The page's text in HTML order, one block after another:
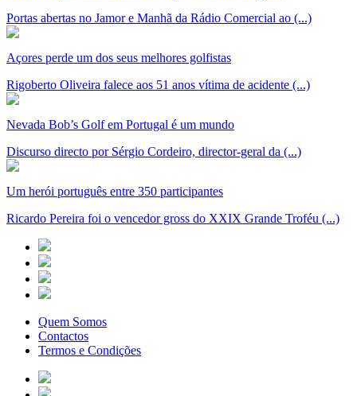
Portas abertas no Jamor e Manhã da Rádio Comercial ao (...)
Açores perde um dos seus melhores golfistas
Rigoberto Oliveira falece aos 51 anos vítima de acidente (...)
Nevada Bob’s Golf em Portugal é um mundo
Discurso directo por Sérgio Cordeiro, director-geral da (...)
Um herói português entre 350 participantes
Ricardo Pereira foi o vencedor gross do XXIX Grande Troféu (...)
Quem Somos
Contactos
Termos e Condições